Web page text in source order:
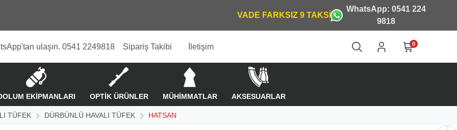
WhatsApp: 0541 224
9818
ulaşın. 0541 2249818 Sipariş Takibi İletişim 0
EKİPMANLARI OPTİK ÜRÜNLER MÜHİMMATLAR AKSESUARLAR
TÜFEK DÜRBÜNLÜ HAVALI TÜFEK HATSAN